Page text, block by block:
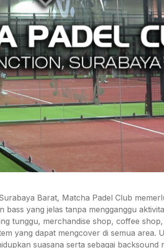
Barat, Matcha Padel Club
bass yang jelas tanpa mengganggu
tunggu, merchandise shop, coffee
yang dapat mengcover di semua area.
suasana serta sebagai backsound